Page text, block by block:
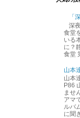
「
深
食堂
いる
に？
食堂
山本
山本
P86
ませ
アマ
ルバ
に聞